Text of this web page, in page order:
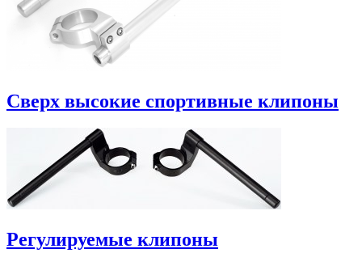
Сверх высокие спортивные клипоны
Регулируемые клипоны